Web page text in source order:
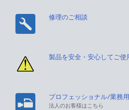
修理のご相談
製品を安全・安心してご使
プロフェッショナル/業務
法人のお客様はこちら